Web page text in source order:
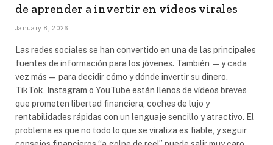
de aprender a invertir en vídeos virales
January 8, 2026
Las redes sociales se han convertido en una de las principales
fuentes de información para los jóvenes. También —y cada
vez más— para decidir cómo y dónde invertir su dinero.
TikTok, Instagram o YouTube están llenos de vídeos breves
que prometen libertad financiera, coches de lujo y
rentabilidades rápidas con un lenguaje sencillo y atractivo. El
problema es que no todo lo que se viraliza es fiable, y seguir